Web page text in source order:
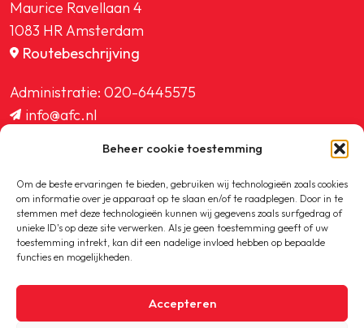
Beheer cookie toestemming
Om de beste ervaringen te bieden, gebruiken wij technologieën zoals cookies
om informatie over je apparaat op te slaan en/of te raadplegen. Door in te
stemmen met deze technologieën kunnen wij gegevens zoals surfgedrag of
unieke ID's op deze site verwerken. Als je geen toestemming geeft of uw
toestemming intrekt, kan dit een nadelige invloed hebben op bepaalde
functies en mogelijkheden.
Accepteren
Maurice Ravellaan 4
1083 HR Amsterdam
Routebeschrijving
Administratie: 020-6445575
info@afc.nl
ledenadministratie@afc.nl
Copyright © 2020-2026 AFC